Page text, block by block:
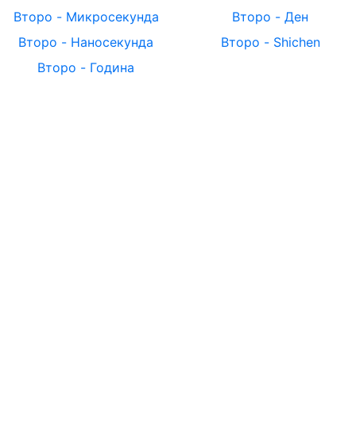
Второ - Микросекунда
Второ - Наносекунда
Второ - Година
Второ - Ден
Второ - Shichen